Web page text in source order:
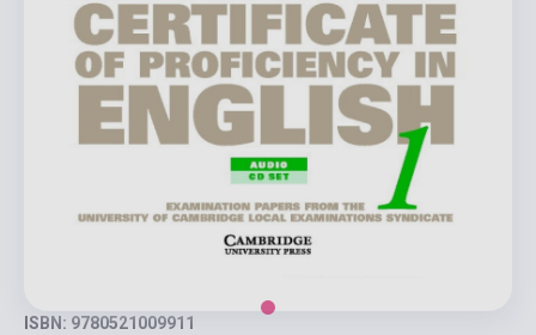
ISBN: 9780521009911